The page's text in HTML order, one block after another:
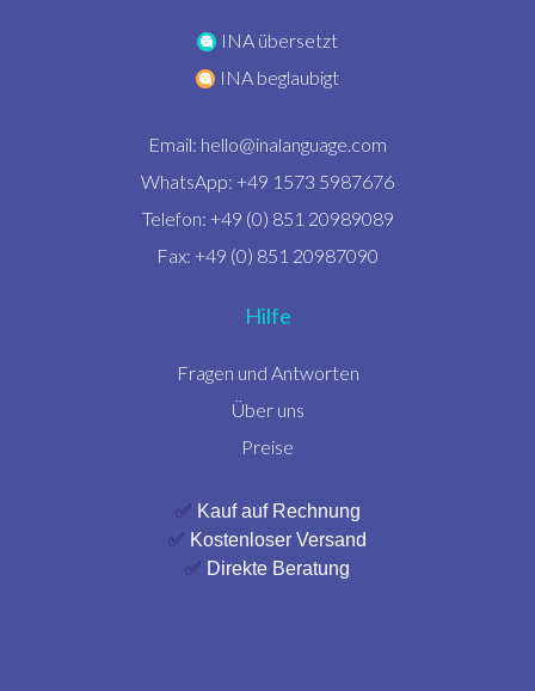
INA übersetzt
INA beglaubigt
Email: hello@inalanguage.com
WhatsApp: +49 1573 5987676
Telefon: +49 (0) 851 20989089
Fax: +49 (0) 851 20987090
Hilfe
Fragen und Antworten
Über uns
Preise
✅ Kauf auf Rechnung
✅ Kostenloser Versand
✅ Direkte Beratung